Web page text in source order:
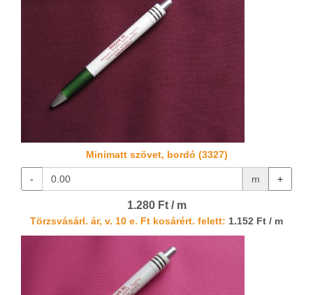
Minimatt szövet, bordó (3327)
- m +
1.280 Ft / m
Törzsvásárl. ár, v. 10 e. Ft kosárért. felett: 1.152 Ft / m